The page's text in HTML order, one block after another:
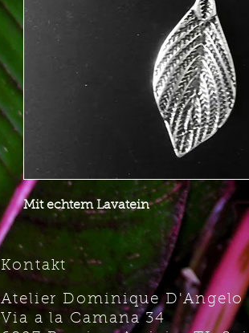
Mit echtem Lavatein
Kontakt
Atelier Dominique D'Angelo
Via a la Camana 34